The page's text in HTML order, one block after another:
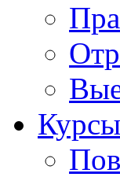
Курсы